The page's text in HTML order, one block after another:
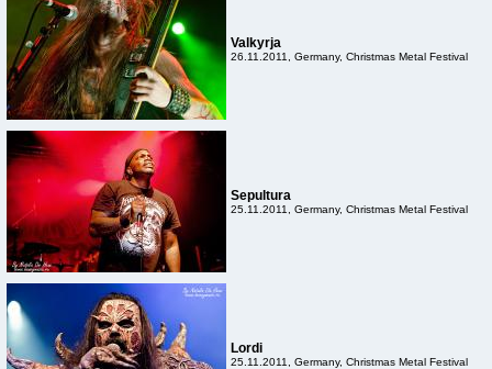
Valkyrja
26.11.2011, Germany, Christmas Metal Festival
Sepultura
25.11.2011, Germany, Christmas Metal Festival
Lordi
25.11.2011, Germany, Christmas Metal Festival